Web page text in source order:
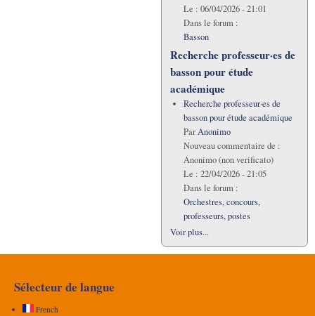
Le : 06/04/2026 - 21:01
Dans le forum :
Basson
Recherche professeur·es de
basson pour étude
académique
Recherche professeur·es de
basson pour étude académique
ParAnonimo
Nouveau commentaire de :
Anonimo (non verificato)
Le : 22/04/2026 - 21:05
Dans le forum :
Orchestres, concours,
professeurs, postes
Voir plus...
Sélecteur de langue
French